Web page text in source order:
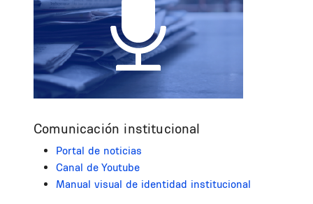
Comunicación institucional
Portal de noticias
Canal de Youtube
Manual visual de identidad institucional